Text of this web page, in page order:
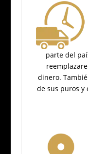
parte del
dinero.
de sus puros y